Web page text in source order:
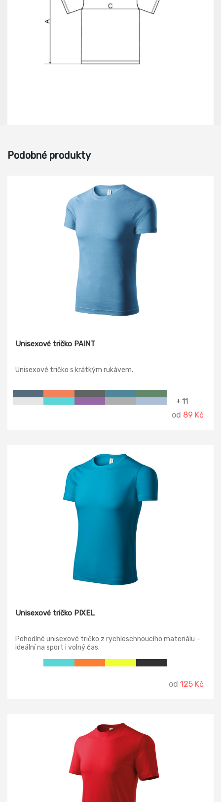
Podobné produkty
Unisexové tričko PAINT
Unisexové tričko s krátkým rukávem.
+ 11
od 89 Kč
Unisexové tričko PIXEL
Pohodlné unisexové tričko z rychleschnoucího materiálu –
ideální na sport i volný čas.
od 125 Kč